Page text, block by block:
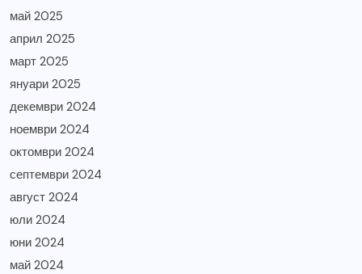
май 2025
април 2025
март 2025
януари 2025
декември 2024
ноември 2024
октомври 2024
септември 2024
август 2024
юли 2024
юни 2024
май 2024